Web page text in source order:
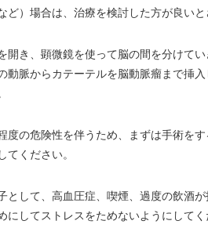
ど）場合は、治療を検討した方が良いと
き、顕微鏡を使って脳の間を分けて
動脈からカテーテルを脳動脈瘤まで挿
の危険性を伴うため、まずは手術を
てください。
して、高血圧症、喫煙、過度の飲酒
にしてストレスをためないようにして